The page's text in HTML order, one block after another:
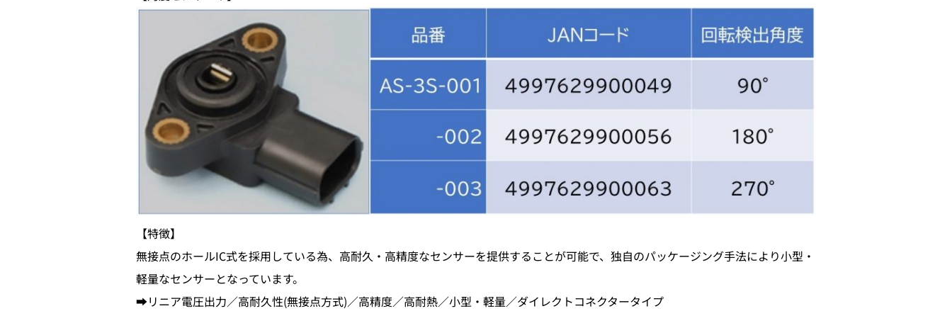
【特徴】
無接点のホールIC式を採用している為、高耐久・高精度なセンサーを提供することが可能で、独自のパッケージング手法により小型・
軽量なセンサーとなっています。
➡リニア電圧出力／高耐久性(無接点方式)／高精度／高耐熱／小型・軽量／ダイレクトコネクタータイプ